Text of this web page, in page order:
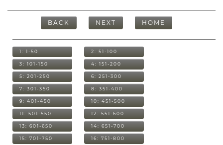
BACK NEXT HOME
1: 1-50 2: 51-100
3: 101-150 4: 151-200
5: 201-250 6: 251-300
7: 301-350 8: 351-400
9: 401-450 10: 451-500
11: 501-550 12: 551-600
13: 601-650 14: 651-700
15: 701-750 16: 751-800